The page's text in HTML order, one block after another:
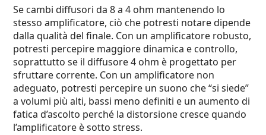
Se cambi diffusori da 8 a 4 ohm mantenendo lo
stesso amplificatore, ciò che potresti notare dipende
dalla qualità del finale. Con un amplificatore robusto,
potresti percepire maggiore dinamica e controllo,
soprattutto se il diffusore 4 ohm è progettato per
sfruttare corrente. Con un amplificatore non
adeguato, potresti percepire un suono che “si siede”
a volumi più alti, bassi meno definiti e un aumento di
fatica d’ascolto perché la distorsione cresce quando
l’amplificatore è sotto stress.